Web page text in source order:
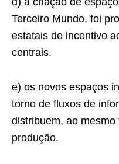
Terceiro Mundo, foi
estatais de incentivo
centrais.
e) os novos espaços
torno de ﬂuxos de
distribuem, ao
produção.